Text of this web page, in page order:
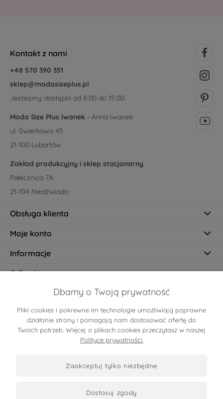
Kontakt z nami
+48 570 390 351
sklep@modasizeplus.pl
Jesteśmy dostępni od 8:00 do 15:00
Moda Size Plus Iwanek - Anna Iwanek
ul. Świerkowa 45
21-100 Lubartów
Zakład produkcyjny i sklep stacjonarny
Pałecznica 7A
21-104 Niedźwiada
Obsługa klienta
Moje konto
Informacje
O firmie
Certyfikaty
Dbamy o Twoją prywatność
Pliki cookies i pokrewne im technologie umożliwiają poprawne
działanie strony i pomagają nam dostosować ofertę do
Twoich potrzeb. Więcej o plikach cookies przeczytasz w naszej
Polityce prywatności.
zaakceptuj tylko niezbędne
dostosuj zgody